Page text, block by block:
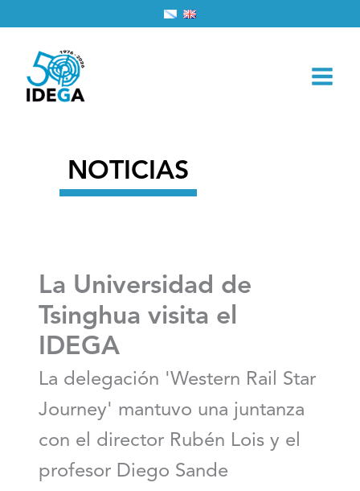
al
contenido
NOTICIAS
16
La Universidad de
Tsinghua visita el
IDEGA
La delegación 'Western Rail Star
Journey' mantuvo una juntanza
con el director Rubén Lois y el
profesor Diego Sande